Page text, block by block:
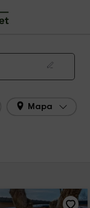
y Cabañas
Mapa